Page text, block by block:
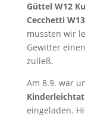
Güttel W12
Cecchetti
mussten wir
Gewitter
zuließ.
Am 8.9. war
eingeladen.